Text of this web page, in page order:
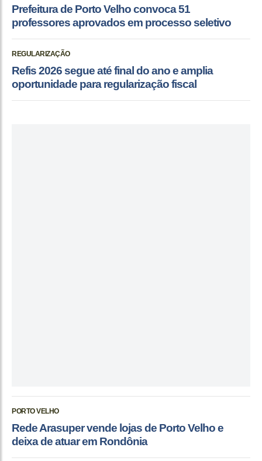
Prefeitura de Porto Velho convoca 51
professores aprovados em processo seletivo
REGULARIZAÇÃO
Refis 2026 segue até final do ano e amplia
oportunidade para regularização fiscal
PORTO VELHO
Rede Arasuper vende lojas de Porto Velho e
deixa de atuar em Rondônia